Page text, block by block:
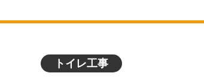
トイレ工事